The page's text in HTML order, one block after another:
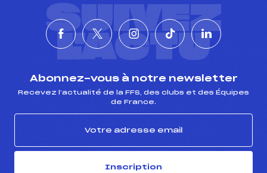
SUIVEZ
L'ACTU
Abonnez-vous à notre newsletter
Recevez l’actualité de la FFS, des clubs et des Équipes
de France.
Inscription